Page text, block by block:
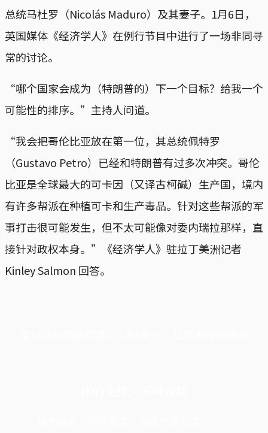
总统马杜罗（Nicolás Maduro）及其妻子。1月6日，
英国媒体《经济学人》在例行节目中进行了一场非同寻
常的讨论。
“哪个国家会成为（特朗普的）下一个目标？给我一个
可能性的排序。”主持人问道。
“我会把哥伦比亚放在第一位，其总统佩特罗
（Gustavo Petro）已经和特朗普有过多次冲突。哥伦
比亚是全球最大的可卡因（又译古柯碱）生产国，境内
有许多帮派在种植可卡和生产毒品。针对这些帮派的军
事打击很可能发生，但不太可能像对委内瑞拉那样，直
接针对政权本身。”《经济学人》驻拉丁美洲记者
Kinley Salmon 回答。